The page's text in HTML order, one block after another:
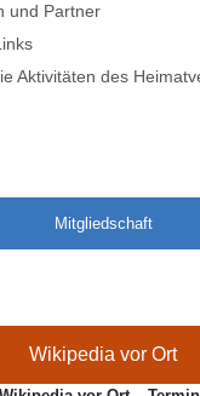
und Partner
Aktivitäten des
Mitgliedschaft
Wikipedia vor Ort